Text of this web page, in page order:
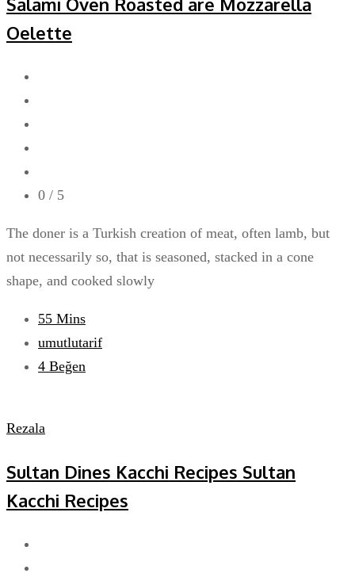
Oelette
0 / 5
The doner is a Turkish creation of meat, often lamb, but
not necessarily so, that is seasoned, stacked in a cone
shape, and cooked slowly
55 Mins
umutlutarif
4 Beğen
Rezala
Sultan Dines Kacchi Recipes Sultan
Kacchi Recipes